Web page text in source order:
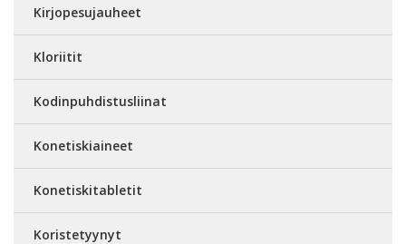
Kirjopesujauheet
Kloriitit
Kodinpuhdistusliinat
Konetiskiaineet
Konetiskitabletit
Koristetyynyt